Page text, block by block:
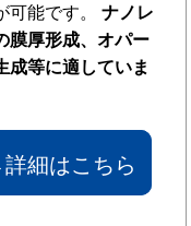
可能です。ナノレ
膜厚形成、オパー
成等に適していま
細はこちら